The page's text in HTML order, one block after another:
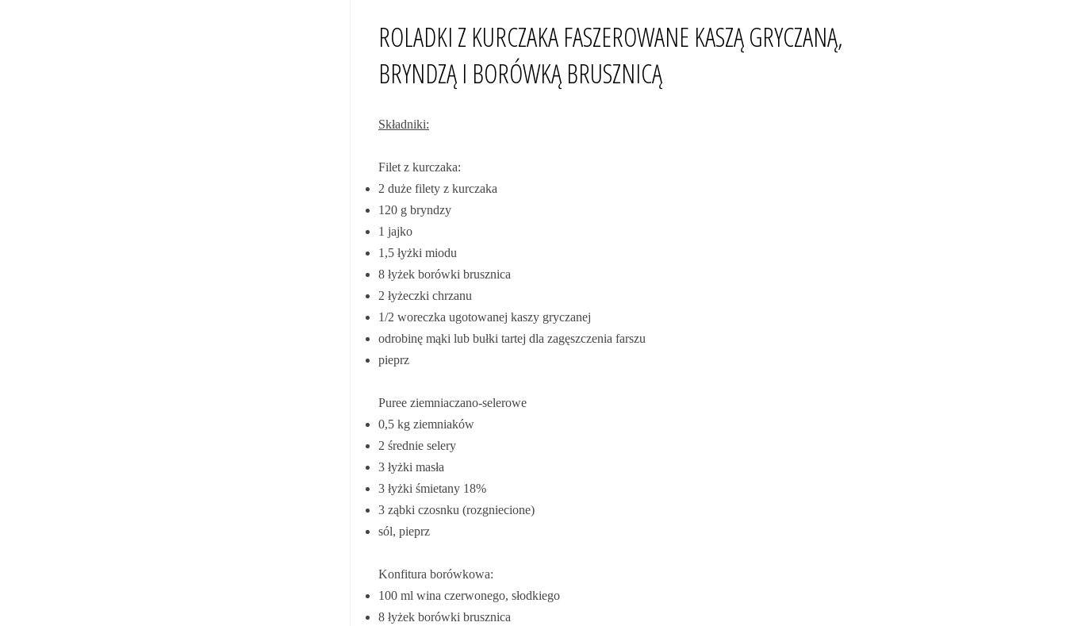
ROLADKI Z KURCZAKA FASZEROWANE KASZĄ GRYCZANĄ,
BRYNDZĄ I BORÓWKĄ BRUSZNICĄ
Składniki:
Filet z kurczaka:
2 duże filety z kurczaka
120 g bryndzy
1 jajko
1,5 łyżki miodu
8 łyżek borówki brusznica
2 łyżeczki chrzanu
1/2 woreczka ugotowanej kaszy gryczanej
odrobinę mąki lub bułki tartej dla zagęszczenia farszu
pieprz
Puree ziemniaczano-selerowe
0,5 kg ziemniaków
2 średnie selery
3 łyżki masła
3 łyżki śmietany 18%
3 ząbki czosnku (rozgniecione)
sól, pieprz
Konfitura borówkowa:
100 ml wina czerwonego, słodkiego
8 łyżek borówki brusznica